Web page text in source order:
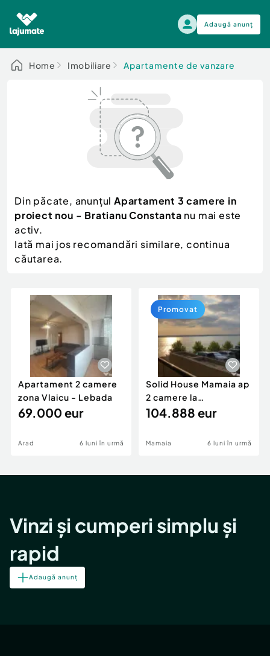
Adaugă anunț
Alege categoria
Auto, moto si ambarcatiuni
Electronice si electrocasnice
Mama si copilul
Moda si frumusete
Sport, timp liber, arta
Agro si Industrie
Animale de companie
Afaceri și echipamente profesionale
Inchiriere Bunuri si Vehicule
Auto, moto si ambarcatiuni
Scutere - ATV - UTV
Autoutilitare
Ambarcatiuni
Camioane - Rulote - Remorci
Motociclete
Piese auto si accesorii
Dacia Duster
Home Imobiliare Apartamente de vanzare
Din păcate, anunțul Apartament 3 camere in
proiect nou - Bratianu Constanta nu mai este
activ.
Iată mai jos recomandări similare, continua
căutarea.
Apartament 2 camere
zona Vlaicu - Lebada
69.000 eur
Arad 6 luni în urmă
Solid House Mamaia ap
2 camere la
cheie,langa Mega
104.888 eur
Mamaia 6 luni în urmă
Promovat
Vinzi și cumperi simplu și
rapid
Adaugă anunț